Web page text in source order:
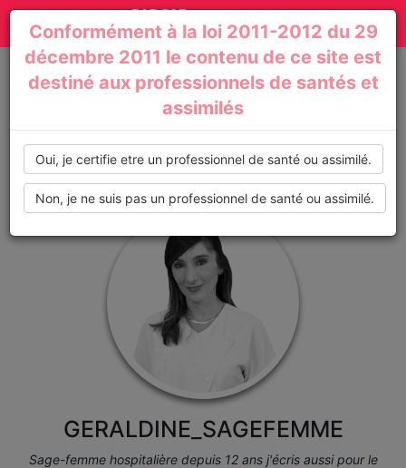
Toggle
navigation
Actualités
médicales,
dossiers
thématiques,
formations,
recommandations
Accueil Profil de : Geraldine_Sagefemme
GERALDINE_SAGEFEMME
Sage-femme hospitalière depuis 12 ans j'écris aussi pour le
Conformément à la loi 2011-2012 du 29
décembre 2011 le contenu de ce site est
destiné aux professionnels de santés et
assimilés
Oui, je certifie etre un professionnel de santé ou assimilé.
Non, je ne suis pas un professionnel de santé ou assimilé.